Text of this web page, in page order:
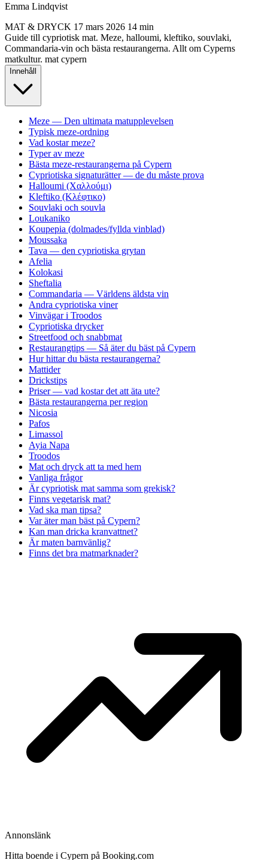
Emma Lindqvist
MAT & DRYCK 17 mars 2026 14 min
Guide till cypriotisk mat. Meze, halloumi, kleftiko, souvlaki,
Commandaria-vin och bästa restaurangerna. Allt om Cyperns
matkultur. mat cypern
Innehåll
Meze — Den ultimata matupplevelsen
Typisk meze-ordning
Vad kostar meze?
Typer av meze
Bästa meze-restaurangerna på Cypern
Cypriotiska signaturätter — de du måste prova
Halloumi (Χαλλούμι)
Kleftiko (Κλέφτικο)
Souvlaki och souvla
Loukaniko
Koupepia (dolmades/fyllda vinblad)
Moussaka
Tava — den cypriotiska grytan
Afelia
Kolokasi
Sheftalia
Commandaria — Världens äldsta vin
Andra cypriotiska viner
Vinvägar i Troodos
Cypriotiska drycker
Streetfood och snabbmat
Restaurangtips — Så äter du bäst på Cypern
Hur hittar du bästa restaurangerna?
Mattider
Drickstips
Priser — vad kostar det att äta ute?
Bästa restaurangerna per region
Nicosia
Pafos
Limassol
Ayia Napa
Troodos
Mat och dryck att ta med hem
Vanliga frågor
Är cypriotisk mat samma som grekisk?
Finns vegetarisk mat?
Vad ska man tipsa?
Var äter man bäst på Cypern?
Kan man dricka kranvattnet?
Är maten barnvänlig?
Finns det bra matmarknader?
Annonslänk
Hitta boende i Cypern på Booking.com